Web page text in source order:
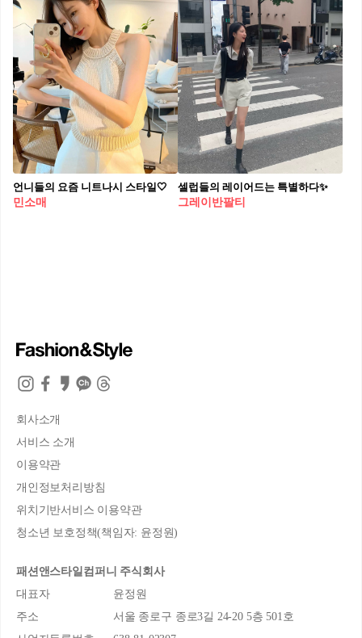
언니들의 요즘 니트나시 스타일🤍
민소매
셀럽들의 레이어드는 특별하다✨
그레이반팔티
회사소개
서비스 소개
이용약관
개인정보처리방침
위치기반서비스 이용약관
청소년 보호정책(책임자: 윤정원)
패션앤스타일컴퍼니 주식회사
대표자
윤정원
주소
서울 종로구 종로3길 24-20 5층 501호